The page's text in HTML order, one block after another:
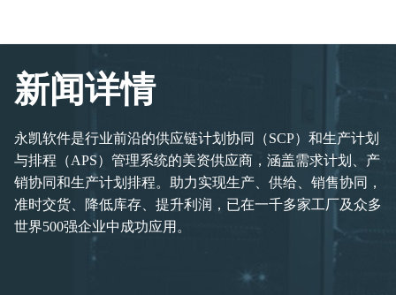
新闻详情
永凯软件是行业前沿的供应链计划协同（SCP）和生产计划
与排程（APS）管理系统的美资供应商，涵盖需求计划、产
销协同和生产计划排程。助力实现生产、供给、销售协同，
准时交货、降低库存、提升利润，已在一千多家工厂及众多
世界500强企业中成功应用。